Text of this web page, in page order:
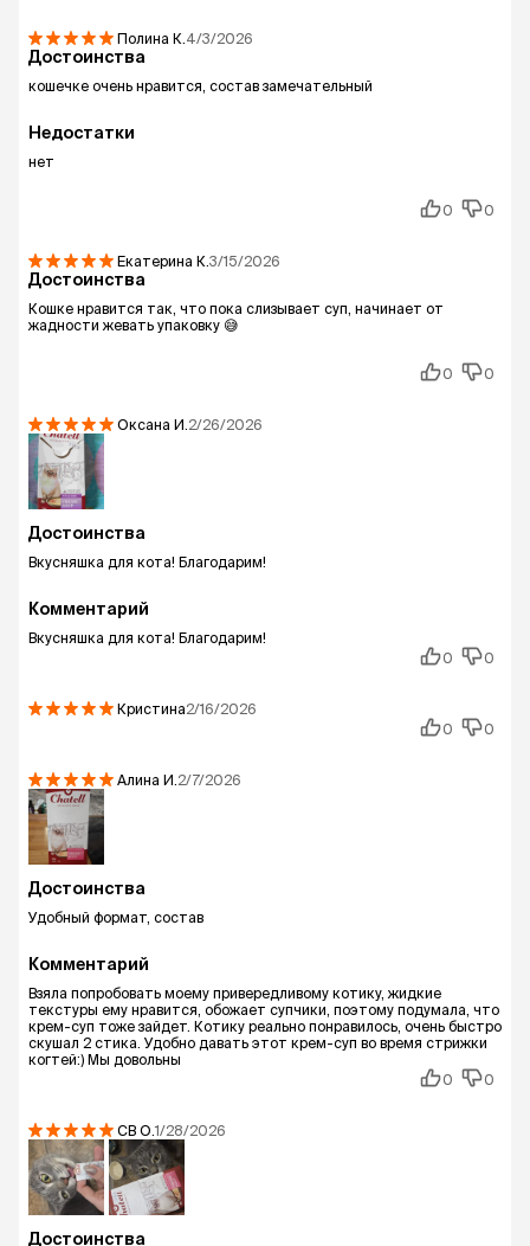
Полина К. 4/3/2026
Достоинства
кошечке очень нравится, состав замечательный
Недостатки
нет
0 0
Екатерина К. 3/15/2026
Достоинства
Кошке нравится так, что пока слизывает суп, начинает от
жадности жевать упаковку 😅
0 0
Оксана И. 2/26/2026
Достоинства
Вкусняшка для кота! Благодарим!
Комментарий
Вкусняшка для кота! Благодарим!
0
0
Кристина2/16/2026
0
0
Алина И. 2/7/2026
Достоинства
Удобный формат, состав
Комментарий
Взяла попробовать моему привередливому котику, жидкие
текстуры ему нравится, обожает супчики, поэтому подумала, что
крем-суп тоже зайдет. Котику реально понравилось, очень быстро
скушал 2 стика. Удобно давать этот крем-суп во время стрижки
когтей:) Мы довольны
0
0
СВ О.1/28/2026
Достоинства